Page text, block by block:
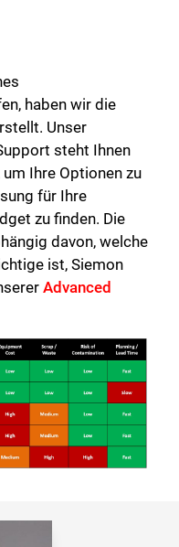
haben wir die
Unser
steht Ihnen
Ihre Optionen zu
für Ihre
zu finden. Die
davon, welche
ist, Siemon
Advanced